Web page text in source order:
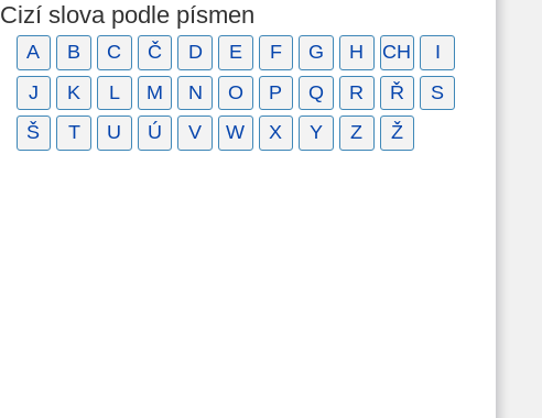
Cizí slova podle písmen
A B C Č D E F G H CH
I
J
K L M N O P Q R Ř
S
Š
T U Ú V W X Y Z Ž